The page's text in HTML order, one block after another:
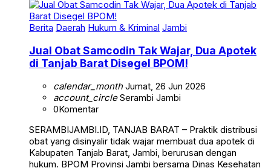
Berita Daerah Hukum & Kriminal Jambi
Jual Obat Samcodin Tak Wajar, Dua Apotek
di Tanjab Barat Disegel BPOM!
calendar_monthJumat, 26 Jun 2026
account_circleSerambi Jambi
0Komentar
SERAMBIJAMBI.ID, TANJAB BARAT – Praktik distribusi
obat yang disinyalir tidak wajar membuat dua apotek di
Kabupaten Tanjab Barat, Jambi, berurusan dengan
hukum. BPOM Provinsi Jambi bersama Dinas Kesehatan